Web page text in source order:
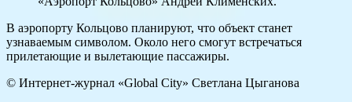
В аэропорту Кольцово планируют, что объект станет
узнаваемым символом. Около него смогут встречаться
прилетающие и вылетающие пассажиры.
© Интернет-журнал «Global City» Светлана Цыганова